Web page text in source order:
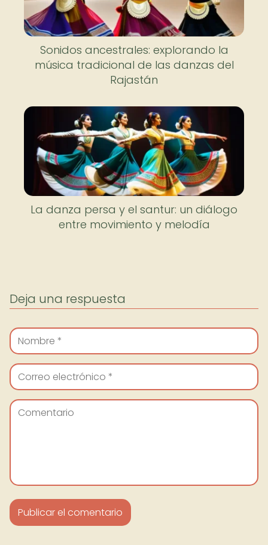
Sonidos ancestrales: explorando la
música tradicional de las danzas del
Rajastán
La danza persa y el santur: un diálogo
entre movimiento y melodía
Deja una respuesta